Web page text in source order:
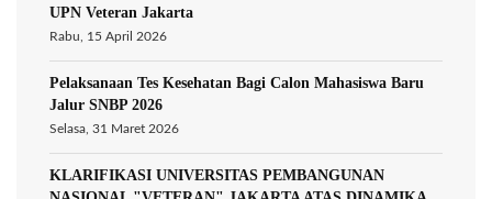
UPN Veteran Jakarta
Rabu, 15 April 2026
Pelaksanaan Tes Kesehatan Bagi Calon Mahasiswa Baru
Jalur SNBP 2026
Selasa, 31 Maret 2026
KLARIFIKASI UNIVERSITAS PEMBANGUNAN